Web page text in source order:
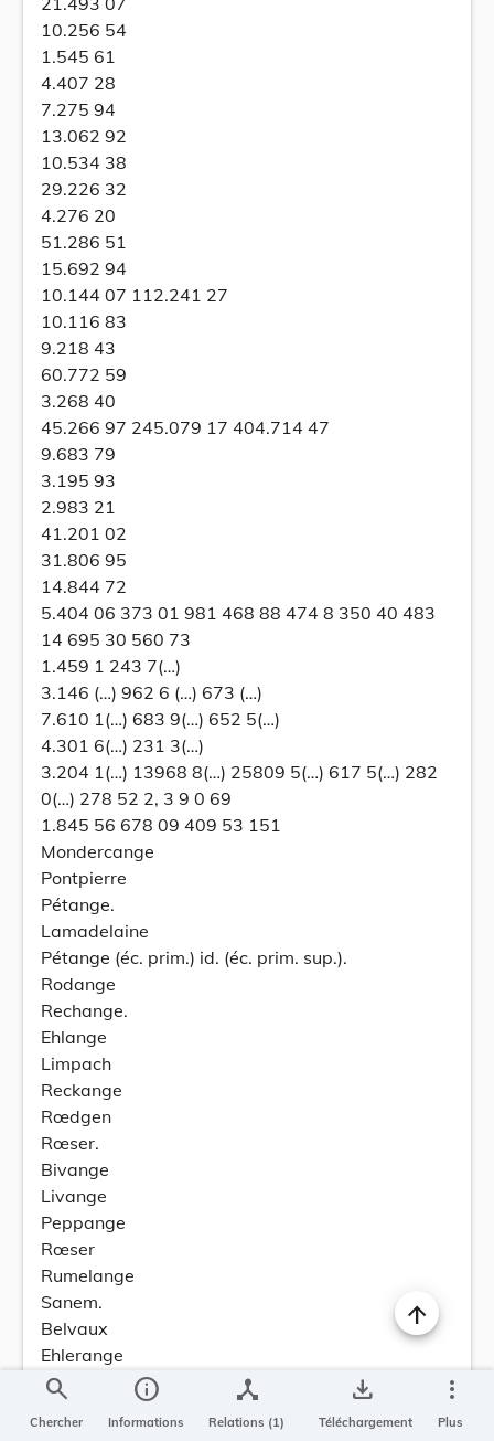
10.256 54
1.545 61
4.407 28
7.275 94
13.062 92
10.534 38
29.226 32
4.276 20
51.286 51
15.692 94
10.144 07 112.241 27
10.116 83
9.218 43
60.772 59
3.268 40
45.266 97 245.079 17 404.714 47
9.683 79
3.195 93
2.983 21
41.201 02
31.806 95
14.844 72
5.404 06 373 01 981 468 88 474 8 350 40 483
14 695 30 560 73
1.459 1 243 7(…)
3.146 (…) 962 6 (…) 673 (…)
7.610 1(…) 683 9(…) 652 5(…)
4.301 6(…) 231 3(…)
3.204 1(…) 13968 8(…) 25809 5(…) 617 5(…) 282
0(…) 278 52 2, 3 9 0 69
1.845 56 678 09 409 53 151
Mondercange
Pontpierre
Pétange.
Lamadelaine
Pétange (éc. prim.) id. (éc. prim. sup.).
Rodange
Rechange.
Ehlange
Limpach
Reckange
Rœdgen
Rœser.
Bivange
Livange
Peppange
Rœser
Rumelange
Sanem.
Belvaux
Ehlerange
Sanem
search
Chercher
info
Informations
device_hub
Relations (1)
save_alt
Téléchargement
more_vert
Plus